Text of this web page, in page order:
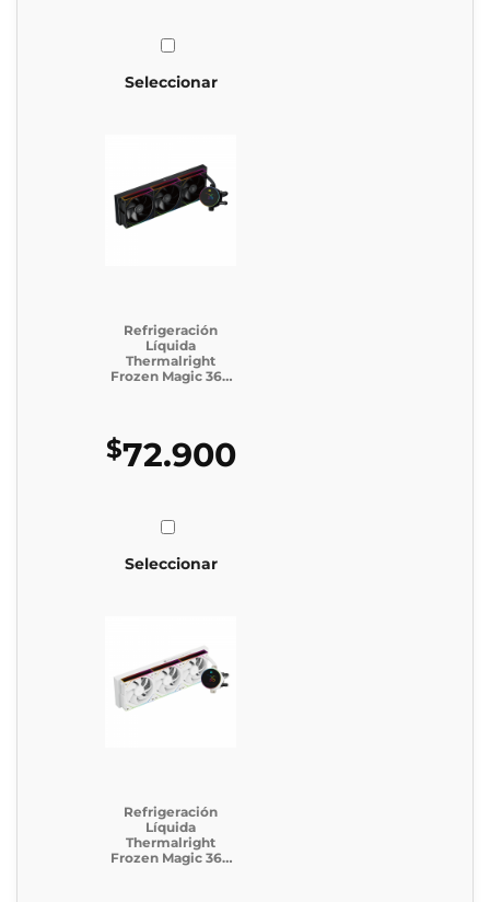
Seleccionar
Refrigeración
Líquida
Thermalright
Frozen Magic 360
$72.900
Seleccionar
Refrigeración
Líquida
Thermalright
Frozen Magic 360